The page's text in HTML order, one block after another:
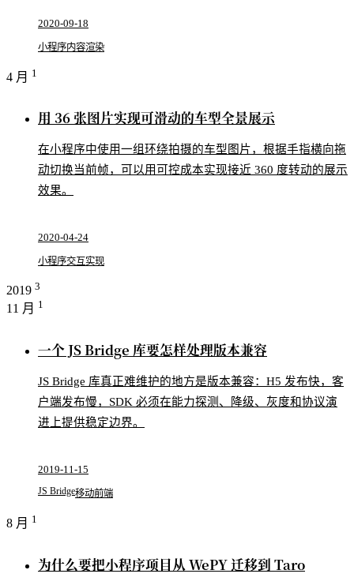
2020-09-18
小程序内容渲染
4 月 1
用 36 张图片实现可滑动的车型全景展示
在小程序中使用一组环绕拍摄的车型图片，根据手指横向拖
动切换当前帧，可以用可控成本实现接近 360 度转动的展示
效果。
2020-04-24
小程序交互实现
2019 3
11 月 1
一个 JS Bridge 库要怎样处理版本兼容
JS Bridge 库真正难维护的地方是版本兼容：H5 发布快，客
户端发布慢，SDK 必须在能力探测、降级、灰度和协议演
进上提供稳定边界。
2019-11-15
JS Bridge移动前端
8 月 1
为什么要把小程序项目从 WePY 迁移到 Taro